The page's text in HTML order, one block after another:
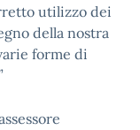
utilizzo dei
della nostra
forme di